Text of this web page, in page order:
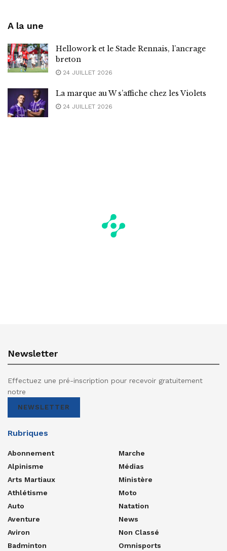
A la une
Hellowork et le Stade Rennais, l’ancrage
breton
24 JUILLET 2026
La marque au W s’affiche chez les Violets
24 JUILLET 2026
Newsletter
Effectuez une pré-inscription pour recevoir gratuitement
notre
NEWSLETTER
Rubriques
Abonnement
Alpinisme
Arts Martiaux
Athlétisme
Auto
Aventure
Aviron
Badminton
Marche
Médias
Ministère
Moto
Natation
News
Non Classé
Omnisports